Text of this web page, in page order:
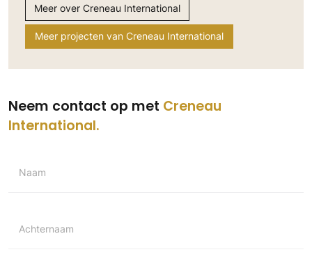
Meer over Creneau International
Meer projecten van Creneau International
Neem contact op met Creneau
International
Naam
Achternaam